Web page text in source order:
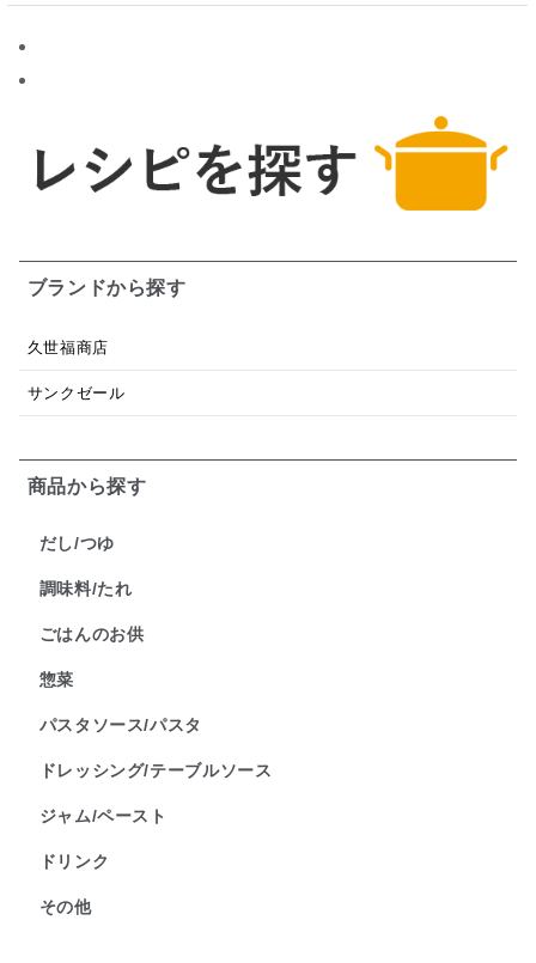
ブランドから探す
久世福商店
サンクゼール
商品から探す
だし/つゆ
調味料/たれ
ごはんのお供
惣菜
パスタソース/パスタ
ドレッシング/テーブルソース
ジャム/ペースト
ドリンク
その他